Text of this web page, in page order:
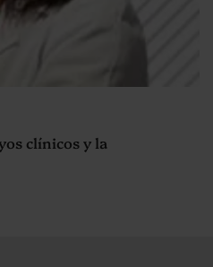
clínicos y la